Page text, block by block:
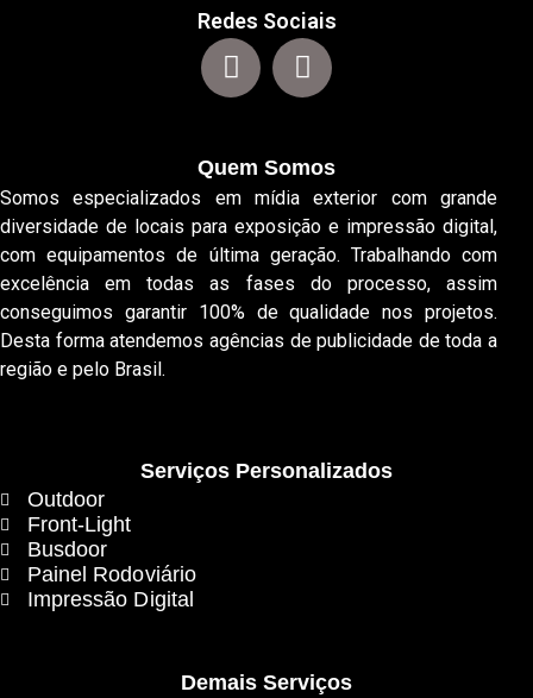
Redes Sociais
Quem Somos
Somos especializados em mídia exterior com grande
diversidade de locais para exposição e impressão digital,
com equipamentos de última geração. Trabalhando com
excelência em todas as fases do processo, assim
conseguimos garantir 100% de qualidade nos projetos.
Desta forma atendemos agências de publicidade de toda a
região e pelo Brasil.
Serviços Personalizados
Outdoor
Front-Light
Busdoor
Painel Rodoviário
Impressão Digital
Demais Serviços